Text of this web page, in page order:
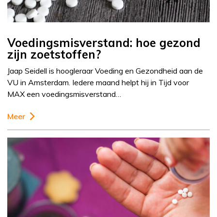
Voedingsmisverstand: hoe gezond
zijn zoetstoffen?
Jaap Seidell is hoogleraar Voeding en Gezondheid aan de
VU in Amsterdam. Iedere maand helpt hij in Tijd voor
MAX een voedingsmisverstand…
Meer